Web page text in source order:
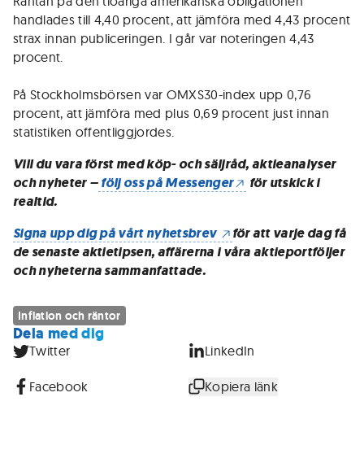
handlades till 4,40 procent, att jämföra med 4,43 procent
strax innan publiceringen. I går var noteringen 4,43
procent.
På Stockholmsbörsen var OMXS30-index upp 0,76
procent, att jämföra med plus 0,69 procent just innan
statistiken offentliggjordes.
Vill du vara först med köp- och säljråd, aktieanalyser
och nyheter –följ oss på Messenger
för utskick i
realtid.
Signa upp dig på vårt nyhetsbrev
för att varje dag få
de senaste aktietipsen, affärerna i våra aktieportföljer
och nyheterna sammanfattade.
Inflation och räntor
Dela med dig
Twitter LinkedIn
Facebook Kopiera länk